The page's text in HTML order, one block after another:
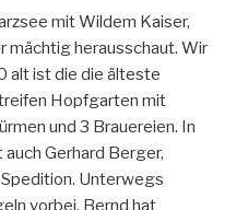
mit Wildem Kaiser,
mächtig herausschaut. Wir
alt ist die die älteste
Hopfgarten mit
und 3 Brauereien. In
Gerhard Berger,
Unterwegs
vorbei. Bernd hat